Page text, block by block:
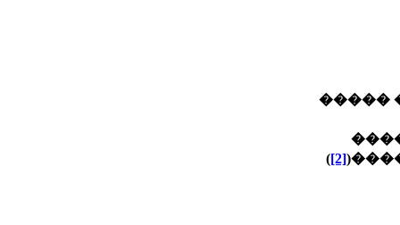
�����
[2]
)